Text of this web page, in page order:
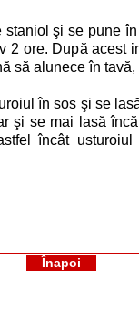
şi se pune
2 ore. După acest
să alunece în
în sos şi se
şi se mai lasă
încât
Înapoi